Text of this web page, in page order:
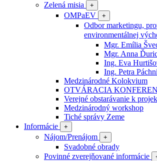
Zelená misia
+
OMPaEV +
Odbor marketingu,
environmentálnej
Mgr. Emília
Mgr. Anna
Ing. Eva
Ing. Petra
Medzinárodné Kolokvium
OTVÁRACIA
Verejné obstarávanie k
Medzinárodný workshop
Tiché správy Zeme
Informácie
+
Nájom/Prenájom +
Svadobné obrady
Povinné zverejňované informácie